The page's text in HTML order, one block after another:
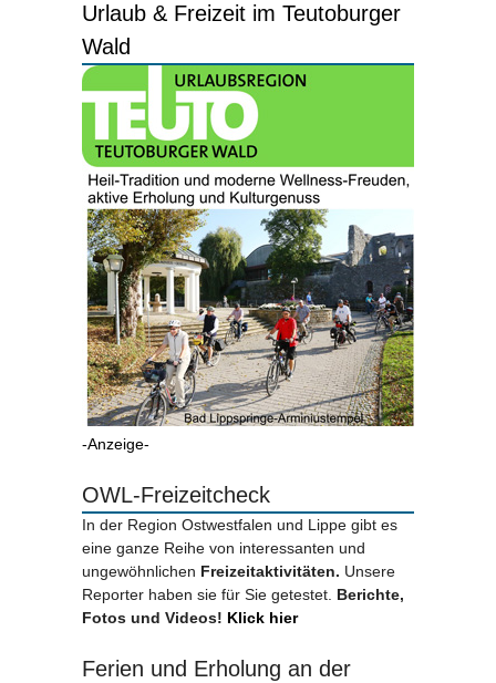
Urlaub & Freizeit im Teutoburger
Wald
-Anzeige-
OWL-Freizeitcheck
In der Region Ostwestfalen und Lippe gibt es
eine ganze Reihe von interessanten und
ungewöhnlichen Freizeitaktivitäten. Unsere
Reporter haben sie für Sie getestet. Berichte,
Fotos und Videos! Klick hier
Ferien und Erholung an der